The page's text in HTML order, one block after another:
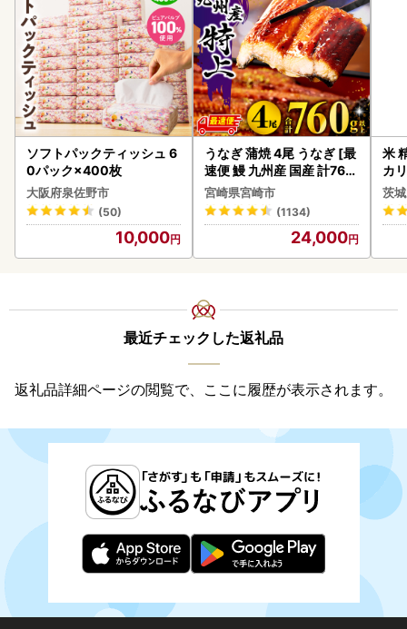
ソフトパックティッシュ 6
0パック×400枚
大阪府泉佐野市
(50)
10,000
うなぎ 蒲焼 4尾 うなぎ [最
速便 鰻 九州産 国産 計760
g以上]
宮崎県宮崎市
(1134)
24,000
米
カ
茨
最近チェックした返礼品
返礼品詳細ページの閲覧で、ここに履歴が表示されます。